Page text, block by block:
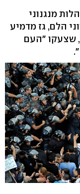
מנגנוני
הלם, גז מדמיע
שצעקו "העם